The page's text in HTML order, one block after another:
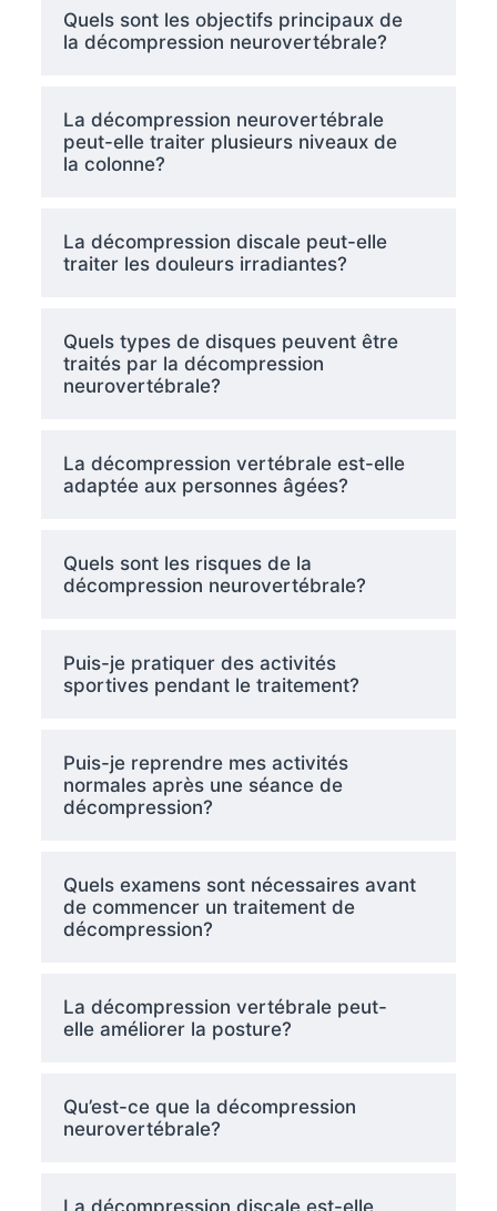
Quels sont les objectifs principaux de
la décompression neurovertébrale?
La décompression neurovertébrale
peut-elle traiter plusieurs niveaux de
la colonne?
La décompression discale peut-elle
traiter les douleurs irradiantes?
Quels types de disques peuvent être
traités par la décompression
neurovertébrale?
La décompression vertébrale est-elle
adaptée aux personnes âgées?
Quels sont les risques de la
décompression neurovertébrale?
Puis-je pratiquer des activités
sportives pendant le traitement?
Puis-je reprendre mes activités
normales après une séance de
décompression?
Quels examens sont nécessaires avant
de commencer un traitement de
décompression?
La décompression vertébrale peut-
elle améliorer la posture?
Qu’est-ce que la décompression
neurovertébrale?
La décompression discale est-elle